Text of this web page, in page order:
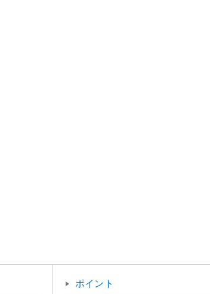
ポイント